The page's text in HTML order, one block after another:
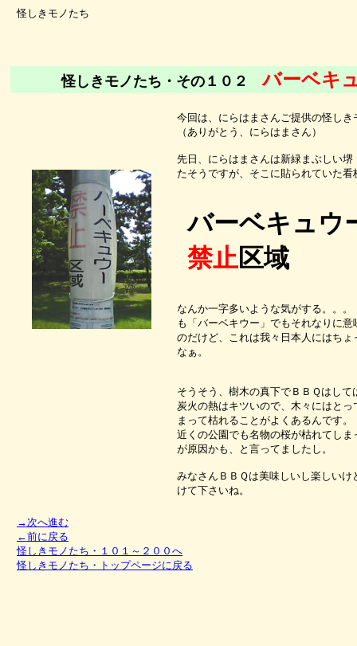
怪しきモノたち
怪しきモノたち・その１０２ バーベキ
今回は、にらはまさんご提供の怪しき
（ありがとう、にらはまさん）
先日、にらはまさんは新緑まぶしい堺
たそうですが、そこに貼られていた看
バーベキュウ
禁止区域
なんか一字多いような気がする。。。
も「バーベキウー」でもそれなりに
のだけど、これは我々日本人にはちょ
なぁ。
そうそう、樹木の真下でＢＢＱはして
炭火の熱はキツいので、木々にはとっ
まって枯れることがよくあるんです。
近くの公園でも名物の桜が枯れてしま
が原因かも、と言ってましたし。
みなさんＢＢＱは美味しいし楽しいけ
けて下さいね。
→次へ進む
←前に戻る
怪しきモノたち・１０１～２００へ
怪しきモノたち・トップページに戻る